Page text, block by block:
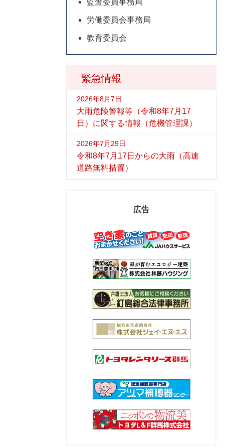
緊急情報
2026年8月7日
大雨危険警報等（令和8年7月17
日）に関する情報（危機管理課）
2026年7月29日
令和8年7月17日からの大雨（高速
道路無料措置）
監査委員事務局
労働委員会事務局
教育委員会
広告